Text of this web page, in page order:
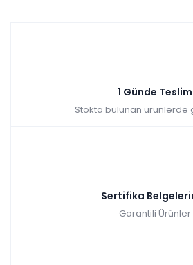
1 Günde Teslim
Stokta bulunan ürünlerde
Sertifika
Garantili Ürünler